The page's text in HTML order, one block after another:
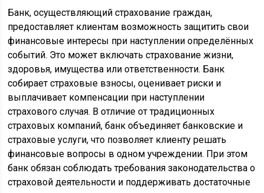
Банк, осуществляющий страхование граждан,
предоставляет клиентам возможность защитить свои
финансовые интересы при наступлении определённых
событий. Это может включать страхование жизни,
здоровья, имущества или ответственности. Банк
собирает страховые взносы, оценивает риски и
выплачивает компенсации при наступлении
страхового случая. В отличие от традиционных
страховых компаний, банк объединяет банковские и
страховые услуги, что позволяет клиенту решать
финансовые вопросы в одном учреждении. При этом
банк обязан соблюдать требования законодательства о
страховой деятельности и поддерживать достаточные